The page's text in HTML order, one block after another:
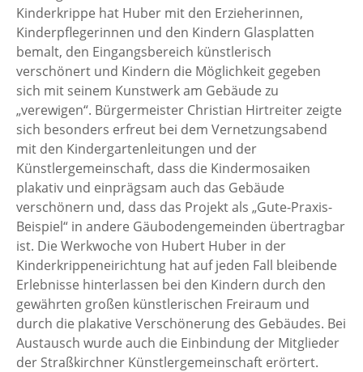
Kinderkrippe hat Huber mit den Erzieherinnen,
Kinderpflegerinnen und den Kindern Glasplatten
bemalt, den Eingangsbereich künstlerisch
verschönert und Kindern die Möglichkeit gegeben
sich mit seinem Kunstwerk am Gebäude zu
„verewigen“. Bürgermeister Christian Hirtreiter zeigte
sich besonders erfreut bei dem Vernetzungsabend
mit den Kindergartenleitungen und der
Künstlergemeinschaft, dass die Kindermosaiken
plakativ und einprägsam auch das Gebäude
verschönern und, dass das Projekt als „Gute-Praxis-
Beispiel“ in andere Gäubodengemeinden übertragbar
ist. Die Werkwoche von Hubert Huber in der
Kinderkrippeneirichtung hat auf jeden Fall bleibende
Erlebnisse hinterlassen bei den Kindern durch den
gewährten großen künstlerischen Freiraum und
durch die plakative Verschönerung des Gebäudes. Bei
Austausch wurde auch die Einbindung der Mitglieder
der Straßkirchner Künstlergemeinschaft erörtert.